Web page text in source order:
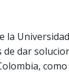
la
dar